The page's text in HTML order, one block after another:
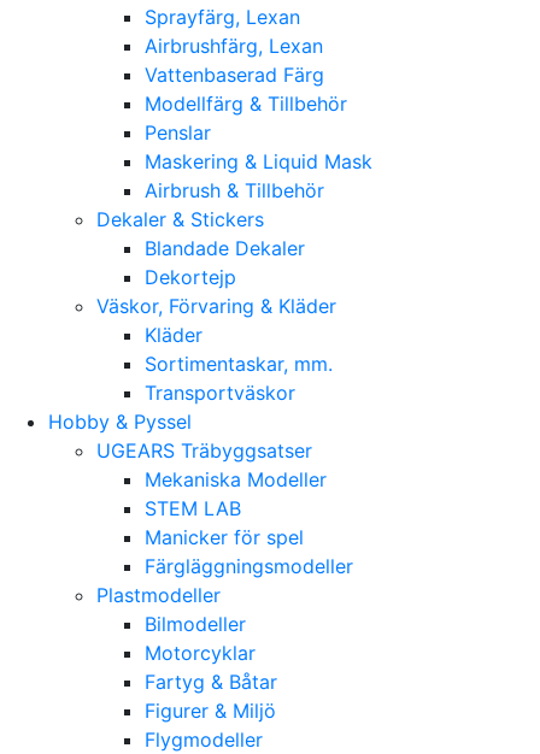
Sprayfärg, Lexan
Airbrushfärg, Lexan
Vattenbaserad Färg
Modellfärg & Tillbehör
Penslar
Maskering & Liquid Mask
Airbrush & Tillbehör
Dekaler & Stickers
Blandade Dekaler
Dekortejp
Väskor, Förvaring & Kläder
Kläder
Sortimentaskar, mm.
Transportväskor
Hobby & Pyssel
UGEARS Träbyggsatser
Mekaniska Modeller
STEM LAB
Manicker för spel
Färgläggningsmodeller
Plastmodeller
Bilmodeller
Motorcyklar
Fartyg & Båtar
Figurer & Miljö
Flygmodeller